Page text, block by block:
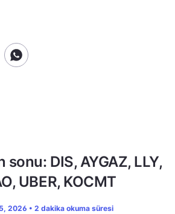
sonu: DIS, AYGAZ, LLY,
UBER, KOCMT
2026 • 2 dakika okuma süresi